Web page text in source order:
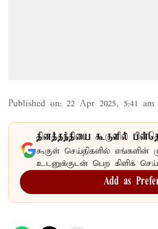
Published on: 22 Apr 2025, 5:41 am
தினத்தந்தியை கூகுளில்
கூகுள் செய்திகளில் எங்களின்
உடனுக்குடன் பெற கிளிக்
Add as